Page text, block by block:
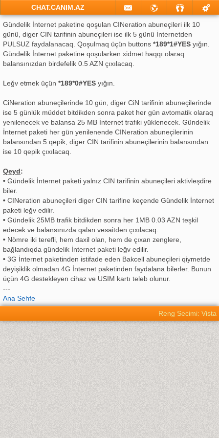
CHAT.CANIM.AZ
Gündelik İnternet paketine qoşulan CINeration abuneçileri ilk 10
günü, diger CIN tarifinin abuneçileri ise ilk 5 günü İnternetden
PULSUZ faydalanacaq. Qoşulmaq üçün buttons *189*1#YES yığın.
Gündelik İnternet paketine qoşularken xidmet haqqı olaraq
balansınızdan birdefelik 0.5 AZN çıxılacaq.
Leğv etmek üçün *189*0#YES yığın.
CiNeration abuneçilerinde 10 gün, diger CiN tarifinin abuneçilerinde
ise 5 günlük müddet bitdikden sonra paket her gün avtomatik olaraq
yenilenecek ve balansa 25 MB İnternet trafiki yüklenecek. Gündelik
İnternet paketi her gün yenilenende CINeration abuneçilerinin
balansından 5 qepik, diger CIN tarifinin abuneçilerinin balansından
ise 10 qepik çıxılacaq.
Qeyd:
• Gündelik İnternet paketi yalnız CIN tarifinin abuneçileri aktivleşdire
biler.
• CINeration abuneçileri diger CIN tarifine keçende Gündelik İnternet
paketi leğv edilir.
• Gündelik 25MB trafik bitdikden sonra her 1MB 0.03 AZN teşkil
edecek ve balansınızda qalan vesaitden çıxılacaq.
• Nömre iki terefli, hem daxil olan, hem de çıxan zenglere,
bağlandıqda gündelik İnternet paketi leğv edilir.
• 3G İnternet paketinden istifade eden Bakcell abuneçileri qiymetde
deyişiklik olmadan 4G İnternet paketinden faydalana bilerler. Bunun
üçün 4G destekleyen cihaz ve USIM kartı teleb olunur.
---
Ana Sehfe
Reng Secimi: Vista